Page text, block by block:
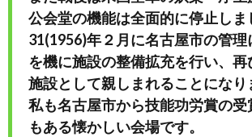
公会堂の機能は全面的に停止しま
31(1956)年２月に名古屋市の管
を機に施設の整備拡充を行い、再
施設として親しまれることになり
私も名古屋市から技能功労賞の
もある懐かしい会場です。